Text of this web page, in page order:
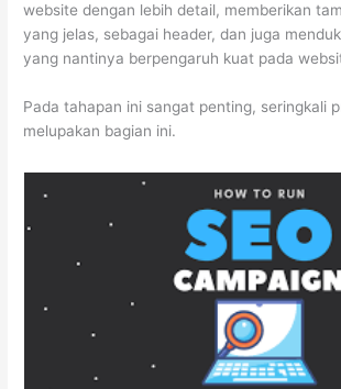
website dengan lebih detail, memberikan
yang jelas, sebagai header, dan juga
yang nantinya berpengaruh kuat pada
Pada tahapan ini sangat penting, seringkali
melupakan bagian ini.